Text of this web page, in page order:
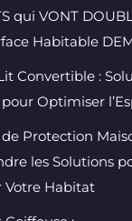
qui VONT
Habitable
Convertible :
Optimiser
Protection
les Solutions
Votre Habitat